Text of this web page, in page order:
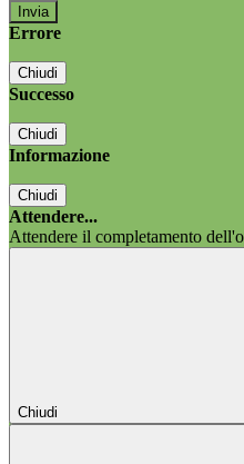
Errore
Chiudi
Successo
Chiudi
Informazione
Chiudi
Attendere...
Attendere il completamento
Chiudi